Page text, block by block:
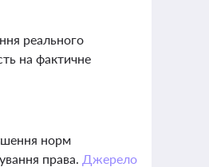
реального
на фактичне
норм
права. Джерело